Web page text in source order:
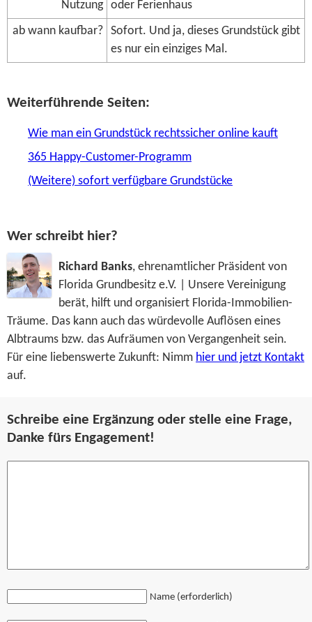
Nutzung oder Ferienhaus
ab wann kaufbar?
Sofort. Und ja, dieses Grundstück gibt
es nur ein einziges Mal.
Weiterführende Seiten:
Wie man ein Grundstück rechtssicher online kauft
365 Happy-Customer-Programm
(Weitere) sofort verfügbare Grundstücke
Wer schreibt hier?
Richard Banks, ehrenamtlicher Präsident von
Florida Grundbesitz e.V. | Unsere Vereinigung
berät, hilft und organisiert Florida-Immobilien-
Träume. Das kann auch das würdevolle Auflösen eines
Albtraums bzw. das Aufräumen von Vergangenheit sein.
Für eine liebenswerte Zukunft: Nimm hier und jetzt Kontakt
auf.
Schreibe eine Ergänzung oder stelle eine Frage,
Danke fürs Engagement!
Name (erforderlich)